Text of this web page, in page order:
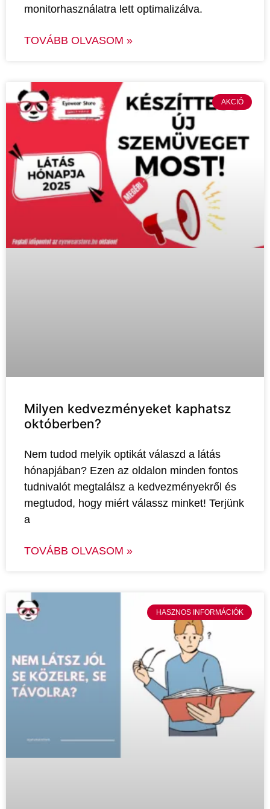
monitorhasználatra lett optimalizálva.
TOVÁBB OLVASOM »
AKCIÓ
Milyen kedvezményeket kaphatsz
októberben?
Nem tudod melyik optikát válaszd a látás
hónapjában? Ezen az oldalon minden fontos
tudnivalót megtalálsz a kedvezményekről és
megtudod, hogy miért válassz minket! Terjünk
a
TOVÁBB OLVASOM »
HASZNOS INFORMÁCIÓK